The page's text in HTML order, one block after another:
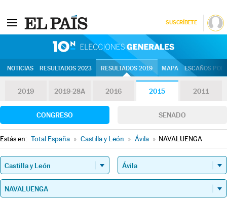
SUSCRÍBETE
NOTICIAS RESULTADOS 2023 RESULTADOS 2019 MAPA ESCAÑOS
2019 2019-28A 2016 2015 2011
CONGRESO SENADO
Estás en: Total España » Castilla y León » Ávila » NAVALUENGA